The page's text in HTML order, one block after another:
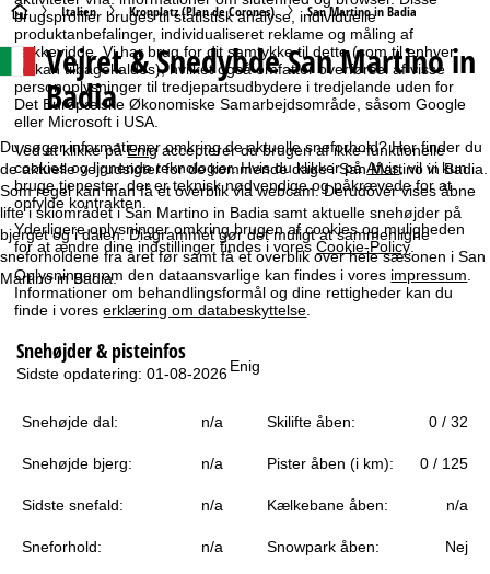
brugsprofiler bruges til statistisk analyse, individuelle
produktanbefalinger, individualiseret reklame og måling af
rækkevidde. Vi har brug for dit samtykke til dette (som til enhver
tid kan tilbagekaldes), hvilket også omfatter overførsel af visse
personoplysninger til tredjepartsudbydere i tredjelande uden for
Det Europæiske Økonomiske Samarbejdsområde, såsom Google
eller Microsoft i USA.
Ved at klikke påEnigaccepterer du brugen af ikke-funktionelle
cookies og lignende teknologier. Hvis du klikker påAfvis, vil vi kun
bruge tjenester, der er teknisk nødvendige og påkrævede for at
opfylde kontrakten.
Yderligere oplysninger omkring brugen af cookies og muligheden
for at ændre dine indstillinger findes i voresCookie-Policy.
Oplysninger om den dataansvarlige kan findes i vores impressum
Informationer om behandlingsformål og dine rettigheder kan du
finde i voreserklæring om databeskyttelse
Enig
S
t
a
r
t
s
i
e
Italien Kronplatz (Plan de Corones) San Martino in Badia
Vejret & Snedybde San Martino in
Badia
Du søger informationer omkring de aktuelle sneforhold? Her finder du
de aktuelle vejrudsigter for de kommende dage i San Martino in Badia.
Som regel kan man få et overblik via webcam. Derudover vises åbne
lifte i skiområdet i San Martino in Badia samt aktuelle snehøjder på
bjerget og i dalen. Diagrammet gør det muligt at sammenligne
sneforholdene fra året før samt få et overblik over hele sæsonen i San
Martino in Badia.
Snehøjder & pisteinfos
Sidste opdatering: 01-08-2026
Snehøjde dal: n/a Skilifte åben: 0 / 32
Snehøjde bjerg: n/a Pister åben (i km): 0 / 125
Sidste snefald: n/a Kælkebane åben: n/a
Sneforhold: n/a Snowpark åben: Nej